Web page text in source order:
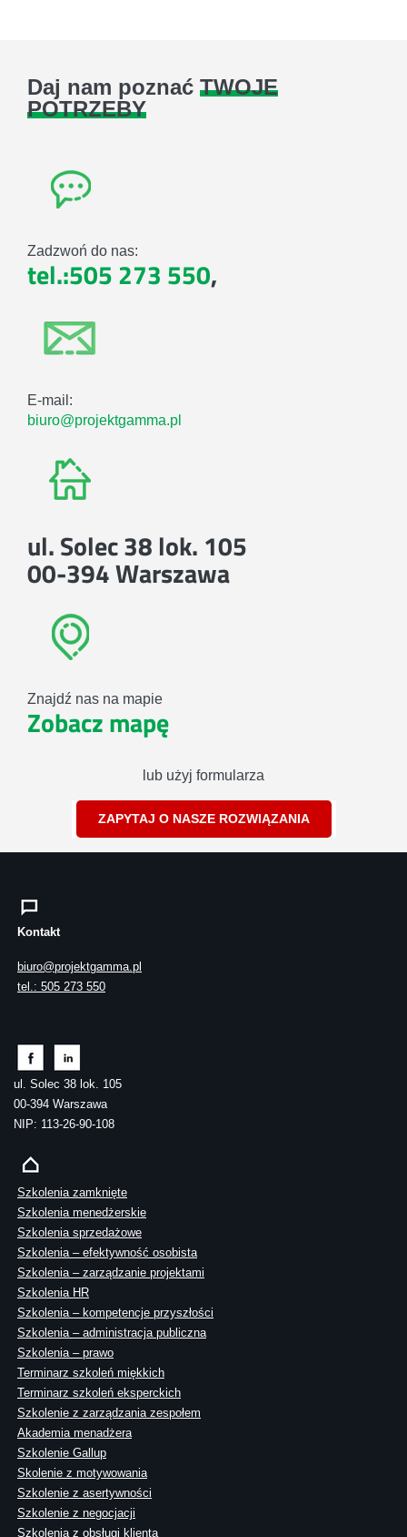
Daj nam poznać TWOJE
POTRZEBY
Zadzwoń do nas:
tel.:505 273 550,
E-mail:
biuro@projektgamma.pl
ul. Solec 38 lok. 105
00-394 Warszawa
Znajdź nas na mapie
Zobacz mapę
lub użyj formularza
ZAPYTAJ O NASZE ROZWIĄZANIA
Kontakt
biuro@projektgamma.pl
tel.: 505 273 550
ul. Solec 38 lok. 105
00-394 Warszawa
NIP: 113-26-90-108
Szkolenia zamknięte
Szkolenia menedżerskie
Szkolenia sprzedażowe
Szkolenia – efektywność osobista
Szkolenia – zarządzanie projektami
Szkolenia HR
Szkolenia – kompetencje przyszłości
Szkolenia – administracja publiczna
Szkolenia – prawo
Terminarz szkoleń miękkich
Terminarz szkoleń eksperckich
Szkolenie z zarządzania zespołem
Akademia menadżera
Szkolenie Gallup
Skolenie z motywowania
Szkolenie z asertywności
Szkolenie z negocjacji
Szkolenia z obsługi klienta